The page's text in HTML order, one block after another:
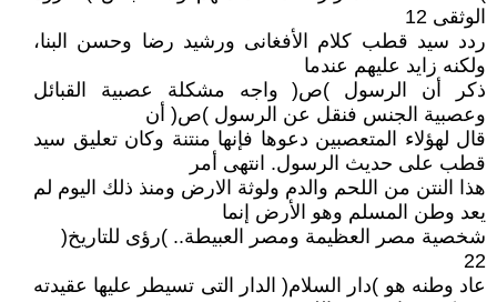
الوثقى 12
ردد سيد قطب كلام الأفغانى ورشيد رضا وحسن البنا،
ولكنه زايد عليهم عندما
ذكر أن الرسول )ص( واجه مشكلة عصبية القبائل
وعصبية الجنس فنقل عن الرسول )ص( أن
قال لهؤلاء المتعصبين دعوها فإنها منتنة وكان تعليق سيد
قطب على حديث الرسول. انتهى أمر
هذا النتن من اللحم والدم ولوثة الارض ومنذ ذلك اليوم لم
يعد وطن المسلم وهو الأرض إنما
شخصية مصر العظيمة ومصر العبيطة.. )رؤى للتاريخ(
22
عاد وطنه هو )دار السلام( الدار التى تسيطر عليها عقيدته